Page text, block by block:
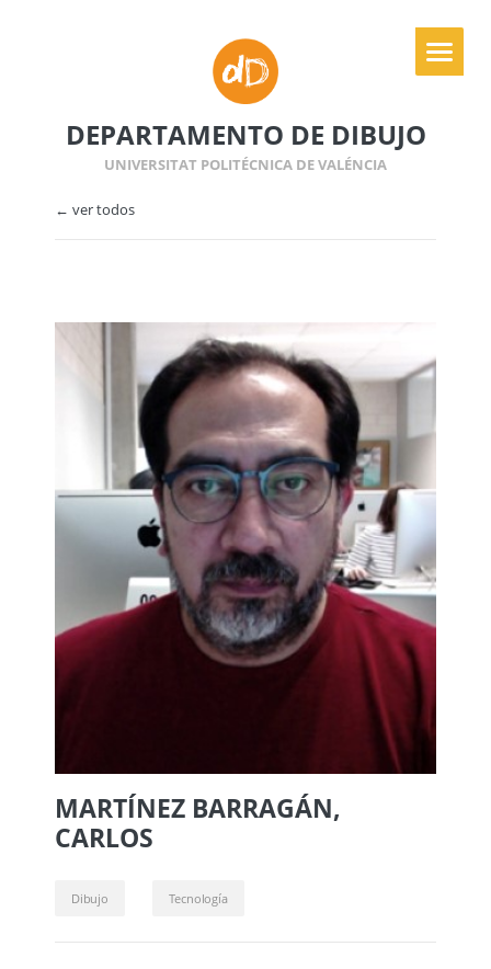
DEPARTAMENTO DE DIBUJO
UNIVERSITAT POLITÉCNICA DE VALÉNCIA
← ver todos
MARTÍNEZ BARRAGÁN,
CARLOS
Dibujo Tecnología